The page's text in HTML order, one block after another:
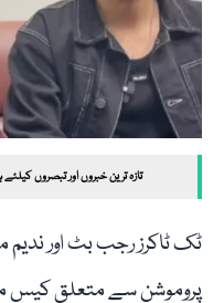
تازہ ترین خبروں اور تبصروں
ٹک ٹاکرز رجب بٹ اور
پروموشن سے متعلق کیس